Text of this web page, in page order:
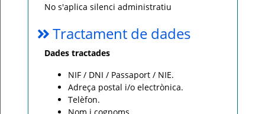
No s'aplica silenci administratiu
Tractament de dades
Dades tractades
NIF / DNI / Passaport / NIE.
Adreça postal i/o electrònica.
Telèfon.